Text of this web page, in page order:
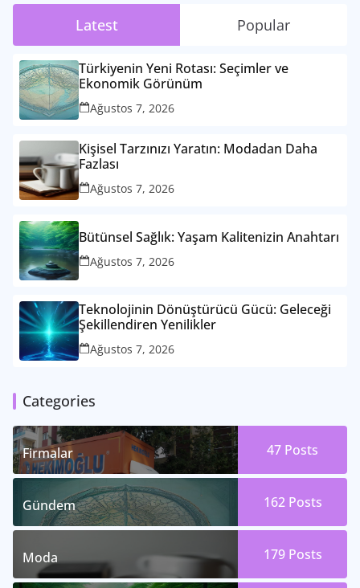
Latest Popular
Türkiyenin Yeni Rotası: Seçimler ve
Ekonomik Görünüm
Ağustos 7, 2026
Kişisel Tarzınızı Yaratın: Modadan Daha
Fazlası
Ağustos 7, 2026
Bütünsel Sağlık: Yaşam Kalitenizin Anahtarı
Ağustos 7, 2026
Teknolojinin Dönüştürücü Gücü: Geleceği
Şekillendiren Yenilikler
Ağustos 7, 2026
Categories
Firmalar 47 Posts
Gündem 162 Posts
Moda 179 Posts